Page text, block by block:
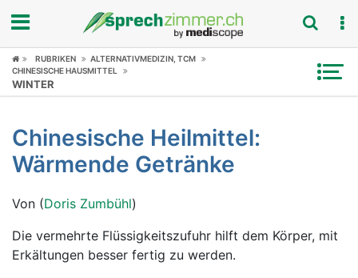
Fokus
Symptome
Ratgeber
RUBRIKEN
ALTERNATIVMEDIZIN, TCM
CHINESISCHE HAUSMITTEL
WINTER
Chinesische Heilmittel:
Wärmende Getränke
Von (Doris Zumbühl)
Die vermehrte Flüssigkeitszufuhr hilft dem Körper, mit
Erkältungen besser fertig zu werden.